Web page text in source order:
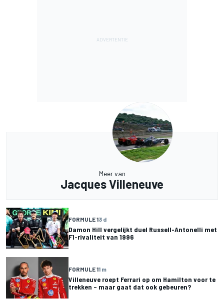
Meer van
Jacques Villeneuve
FORMULE 13 d
Damon Hill vergelijkt duel Russell-Antonelli met
F1-rivaliteit van 1996
FORMULE 11 m
Villeneuve roept Ferrari op om Hamilton voor te
trekken – maar gaat dat ook gebeuren?